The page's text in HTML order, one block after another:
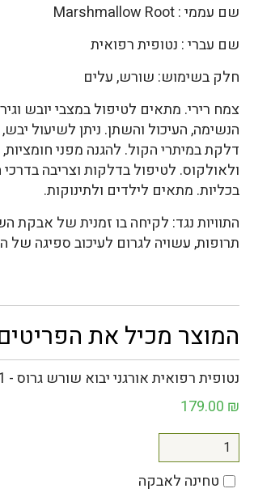
שם עממי : Marshmallow Root
שם עברי : נטופית רפואית
חלק בשימוש: שורש, עלים
צמח רירי. מתאים לטיפול במצבי יובש
הנשימה, העיכול והשתן. ניתן לשיעול יבש,
דלקת במיתרי הקול. להגנה מפני
ולאולקוס. לטיפול בדלקות וצריבה
בכליות. מתאים לילדים ולתינוקות.
התוויות נגד: לקיחה בו זמנית של אבקת
תרופות, עשויה לגרום לעיכוב ספיגה של
המוצר מכיל את
נטופית רפואית אורגני יבוא שורש גרוס - 1 ק"ג
179.00 ₪
טחינה לאבקה